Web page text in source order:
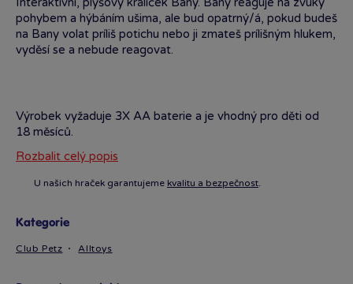
pohybem a hýbáním ušima, ale bud opatrný/á, pokud budeš
na Bany volat príliš potichu nebo ji zmateš prílišným hlukem,
vyděsí se a nebude reagovat.
Výrobek vyžaduje 3X AA baterie a je vhodný pro děti od
18 měsíců.
Rozbalit celý popis
U našich hraček garantujeme kvalitu a bezpečnost
Kategorie
Club Petz Alltoys